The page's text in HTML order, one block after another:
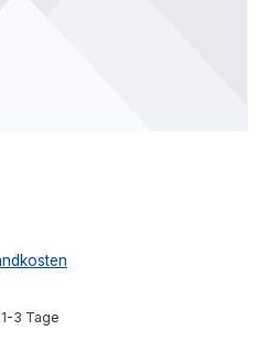
3 Tage